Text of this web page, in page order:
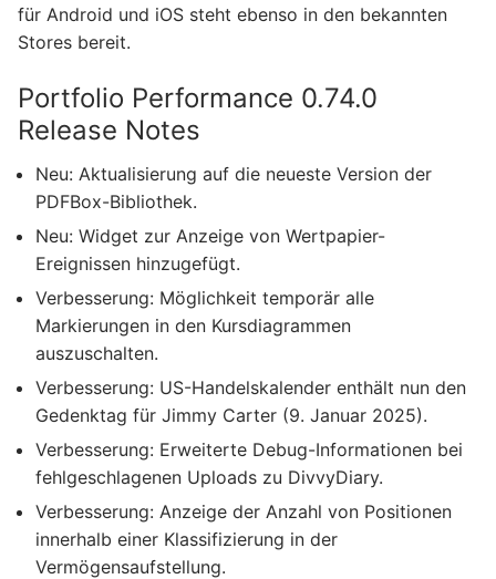
für Android und iOS steht ebenso in den bekannten
Stores bereit.
Portfolio Performance 0.74.0
Release Notes
Neu: Aktualisierung auf die neueste Version der
PDFBox-Bibliothek.
Neu: Widget zur Anzeige von Wertpapier-
Ereignissen hinzugefügt.
Verbesserung: Möglichkeit temporär alle
Markierungen in den Kursdiagrammen
auszuschalten.
Verbesserung: US-Handelskalender enthält nun den
Gedenktag für Jimmy Carter (9. Januar 2025).
Verbesserung: Erweiterte Debug-Informationen bei
fehlgeschlagenen Uploads zu DivvyDiary.
Verbesserung: Anzeige der Anzahl von Positionen
innerhalb einer Klassifizierung in der
Vermögensaufstellung.